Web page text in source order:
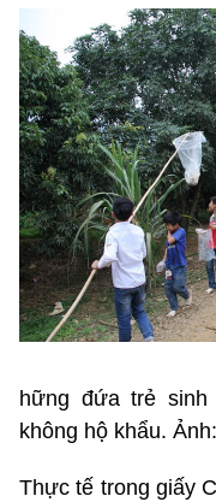
hững đứa trẻ
không hộ khẩu.
Thực tế trong giấy